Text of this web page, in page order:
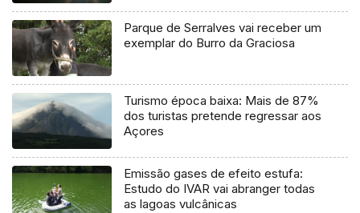
Parque de Serralves vai receber um
exemplar do Burro da Graciosa
Turismo época baixa: Mais de 87%
dos turistas pretende regressar aos
Açores
Emissão gases de efeito estufa:
Estudo do IVAR vai abranger todas
as lagoas vulcânicas